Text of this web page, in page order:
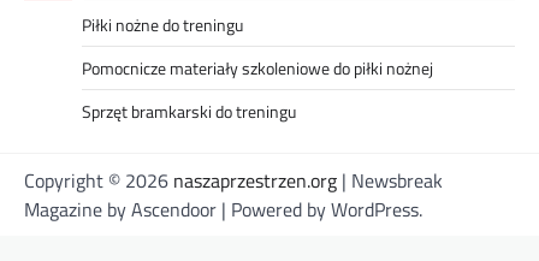
Piłki nożne do treningu
Pomocnicze materiały szkoleniowe do piłki nożnej
Sprzęt bramkarski do treningu
Copyright © 2026 naszaprzestrzen.org | Newsbreak
Magazine byAscendoor | Powered byWordPress.